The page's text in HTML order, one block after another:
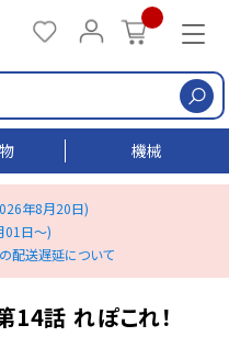
機械
年8月20日)
01日～)
配送遅延について
14話 れぽこれ！